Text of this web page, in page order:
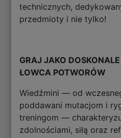
technicznych,
przedmioty i nie tylko!
GRAJ JAKO
ŁOWCA POTWORÓW
Wiedźmini — od
poddawani mutacjom i
treningom —
zdolnościami, siłą oraz